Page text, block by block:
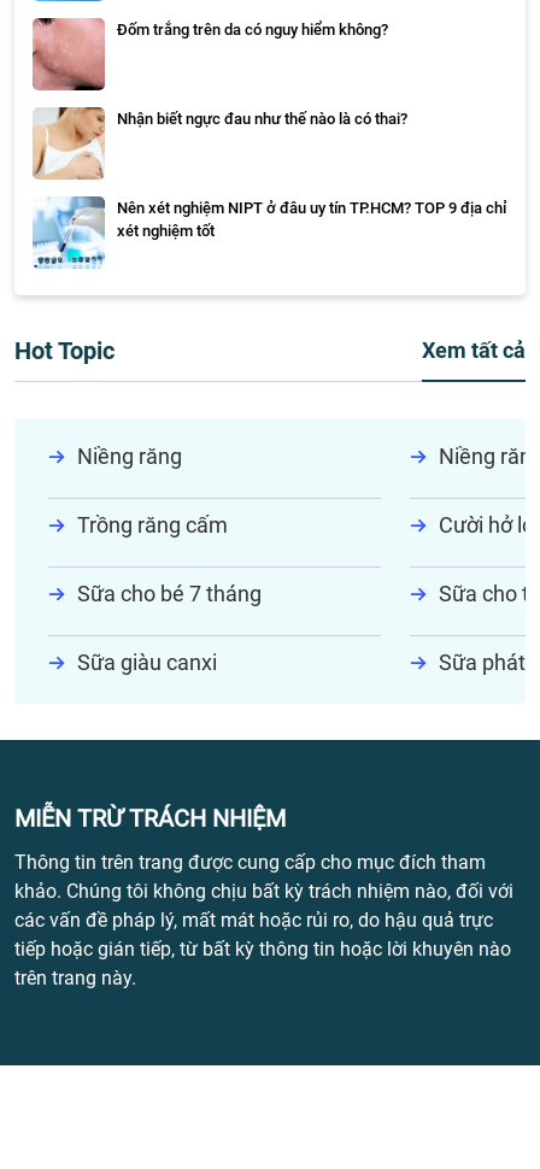
Đốm trắng trên da có nguy hiểm không?
Nhận biết ngực đau như thế nào là có thai?
Nên xét nghiệm NIPT ở đâu uy tín TP.HCM? TOP 9 địa chỉ
xét nghiệm tốt
Hot Topic Xem tất cả
Niềng răng Niềng
Trồng răng cấm Cười hở lợi
Sữa cho bé 7 tháng Sữa cho
Sữa giàu canxi Sữa phát
MIỄN TRỪ TRÁCH NHIỆM
Thông tin trên trang được cung cấp cho mục đích tham
khảo. Chúng tôi không chịu bất kỳ trách nhiệm nào, đối với
các vấn đề pháp lý, mất mát hoặc rủi ro, do hậu quả trực
tiếp hoặc gián tiếp, từ bất kỳ thông tin hoặc lời khuyên nào
trên trang này.